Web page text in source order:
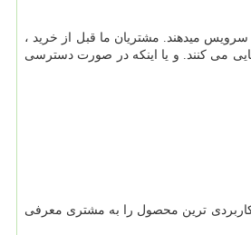
میدهند. مشتریان ما قبل از خرید ،
می کنند. و یا اینکه در صورت دسترسی
کاربردی ترین محصول را به مشتری معرفی